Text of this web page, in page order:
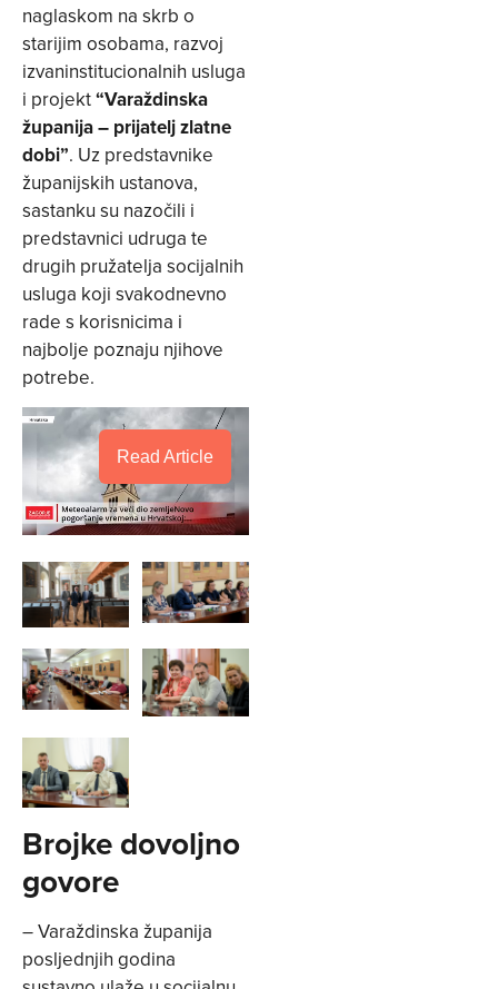
naglaskom na skrb o
starijim osobama, razvoj
izvaninstitucionalnih usluga
i projekt“Varaždinska
županija – prijatelj zlatne
dobi”. Uz predstavnike
županijskih ustanova,
sastanku su nazočili i
predstavnici udruga te
drugih pružatelja socijalnih
usluga koji svakodnevno
rade s korisnicima i
najbolje poznaju njihove
potrebe.
Read Article
Brojke dovoljno
govore
– Varaždinska županija
posljednjih godina